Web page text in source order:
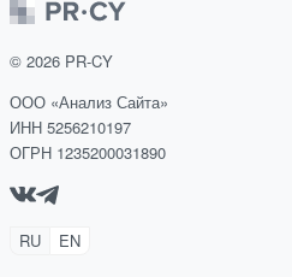
© 2026 PR-CY
ООО «Анализ Сайта»
ИНН 5256210197
ОГРН 1235200031890
RU EN